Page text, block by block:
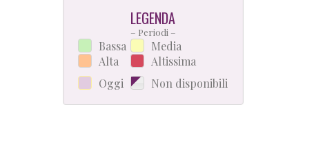
LEGENDA
– Periodi –
Bassa
Alta
Oggi
Media
Altissima
Non disponibili